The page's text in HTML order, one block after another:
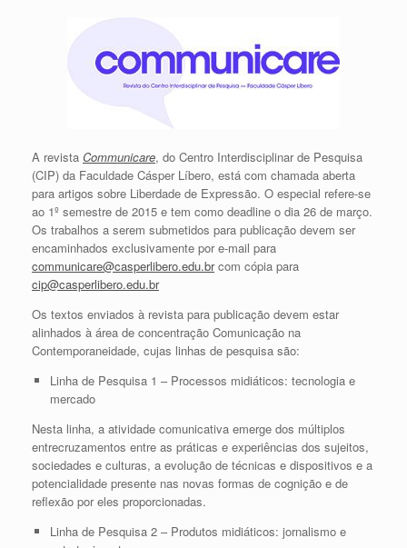
A revista Communicare, do Centro Interdisciplinar de Pesquisa
(CIP) da Faculdade Cásper Líbero, está com chamada aberta
para artigos sobre Liberdade de Expressão. O especial refere-se
ao 1º semestre de 2015 e tem como deadline o dia 26 de março.
Os trabalhos a serem submetidos para publicação devem ser
encaminhados exclusivamente por e-mail para
communicare@casperlibero.edu.brcom cópia para
cip@casperlibero.edu.br
Os textos enviados à revista para publicação devem estar
alinhados à área de concentração Comunicação na
Contemporaneidade, cujas linhas de pesquisa são:
Linha de Pesquisa 1 – Processos midiáticos: tecnologia e
mercado
Nesta linha, a atividade comunicativa emerge dos múltiplos
entrecruzamentos entre as práticas e experiências dos sujeitos,
sociedades e culturas, a evolução de técnicas e dispositivos e a
potencialidade presente nas novas formas de cognição e de
reflexão por eles proporcionadas.
Linha de Pesquisa 2 – Produtos midiáticos: jornalismo e